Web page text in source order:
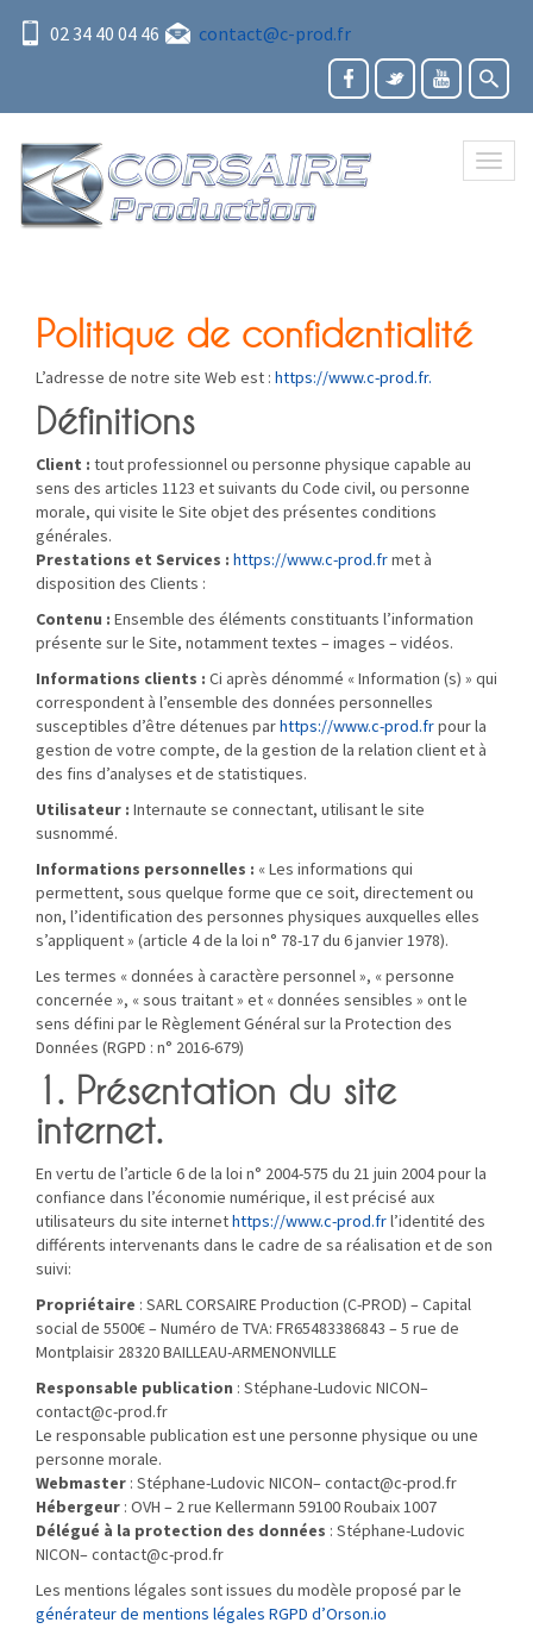
02 34 40 04 46 contact@c-prod.fr
Politique de confidentialité
L’adresse de notre site Web est : https://www.c-prod.fr.
Définitions
Client : tout professionnel ou personne physique capable au
sens des articles 1123 et suivants du Code civil, ou personne
morale, qui visite le Site objet des présentes conditions
générales.
Prestations et Services : https://www.c-prod.frmet à
disposition des Clients :
Contenu : Ensemble des éléments constituants l’information
présente sur le Site, notamment textes – images – vidéos.
Informations clients : Ci après dénommé « Information (s) » qui
correspondent à l’ensemble des données personnelles
susceptibles d’être détenues parhttps://www.c-prod.frpour la
gestion de votre compte, de la gestion de la relation client et à
des fins d’analyses et de statistiques.
Utilisateur : Internaute se connectant, utilisant le site
susnommé.
Informations personnelles : « Les informations qui
permettent, sous quelque forme que ce soit, directement ou
non, l’identification des personnes physiques auxquelles elles
s’appliquent » (article 4 de la loi n° 78-17 du 6 janvier 1978).
Les termes « données à caractère personnel », « personne
concernée », « sous traitant » et « données sensibles » ont le
sens défini par le Règlement Général sur la Protection des
Données (RGPD : n° 2016-679)
1. Présentation du site
internet.
En vertu de l’article 6 de la loi n° 2004-575 du 21 juin 2004 pour la
confiance dans l’économie numérique, il est précisé aux
utilisateurs du site internethttps://www.c-prod.frl’identité des
différents intervenants dans le cadre de sa réalisation et de son
suivi:
Propriétaire : SARL CORSAIRE Production (C-PROD) – Capital
social de 5500€ – Numéro de TVA: FR65483386843 – 5 rue de
Montplaisir 28320 BAILLEAU-ARMENONVILLE
Responsable publication : Stéphane-Ludovic NICON–
contact@c-prod.fr
Le responsable publication est une personne physique ou une
personne morale.
Webmaster : Stéphane-Ludovic NICON– contact@c-prod.fr
Hébergeur : OVH – 2 rue Kellermann 59100 Roubaix 1007
Délégué à la protection des données : Stéphane-Ludovic
NICON– contact@c-prod.fr
Les mentions légales sont issues du modèle proposé par le
générateur de mentions légales RGPD d’Orson.io